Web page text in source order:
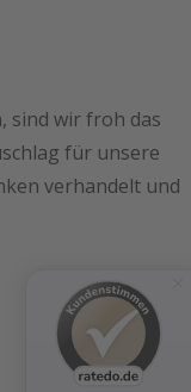
sind wir froh das
für unsere
verhandelt und